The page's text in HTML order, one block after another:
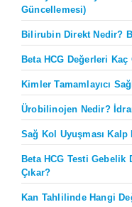
Güncellemesi)
Bilirubin Direkt Nedir?
Beta HCG Değerleri Kaç
Kimler Tamamlayıcı
Ürobilinojen Nedir?
Sağ Kol Uyuşması
Beta HCG Testi Gebelik
Çıkar?
Kan Tahlilinde Hangi